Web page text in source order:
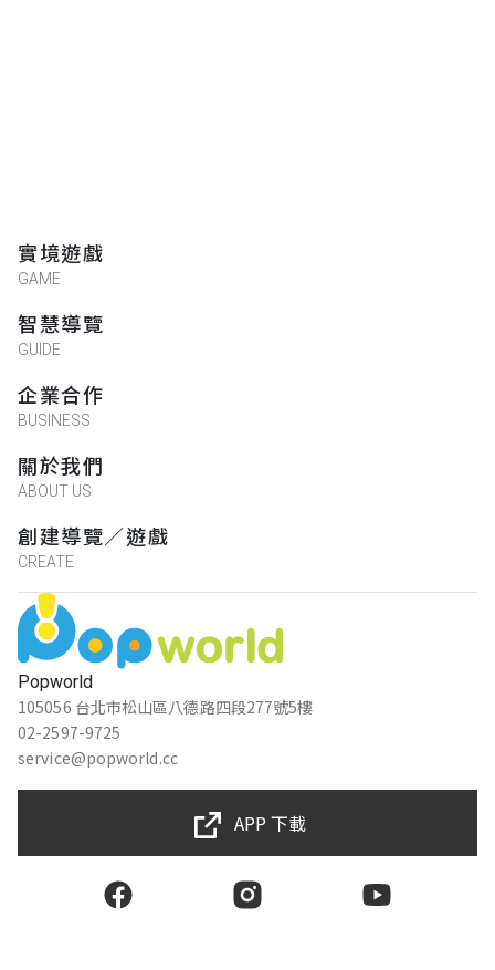
Popworld
105056 台北市松山區八德路四段277號5樓
02-2597-9725
service@popworld.cc
實境遊戲
GAME
智慧導覽
GUIDE
企業合作
BUSINESS
關於我們
ABOUT US
創建導覽／遊戲
CREATE
APP 下載